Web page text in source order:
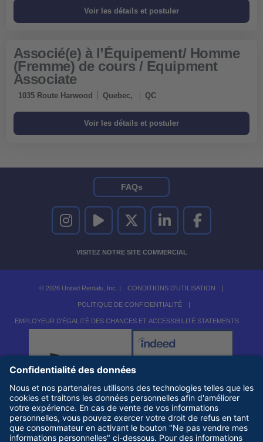
Associé(e) à l’Équipement/ Homme
(Fremme) de cours / Equipment
Associate
1035 Route Harwood Quebec, QC
UNITED RENTALS SUR INSTAGRAM
UNITED RENTALS SUR YOUTUBE
UNITED RENTALS SUR TWITTER
UNITED RENTALS SUR
UNITED RENTALS
VISITEZ NOTRE SITE COMMERCIAL
FAQs
© 2026 United Rentals, Inc. | CONDITIONS D'UTILISATION |
POLITIQUE DE CONFIDENTIALITÉ |
EMPLOYEUR D'ÉGALITÉ DES CHANCES ET ACCESSIBILITÉ STATEMENTS